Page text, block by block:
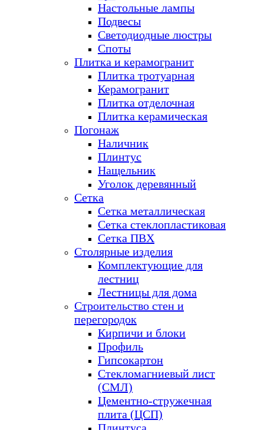
Настольные лампы
Подвесы
Светодиодные люстры
Споты
Плитка и керамогранит
Плитка тротуарная
Керамогранит
Плитка отделочная
Плитка керамическая
Погонаж
Наличник
Плинтус
Нащельник
Уголок деревянный
Сетка
Сетка металлическая
Сетка стеклопластиковая
Сетка ПВХ
Столярные изделия
Комплектующие для
лестниц
Лестницы для дома
Строительство стен и
перегородок
Кирпичи и блоки
Профиль
Гипсокартон
Стекломагниевый лист
(СМЛ)
Цементно-стружечная
плита (ЦСП)